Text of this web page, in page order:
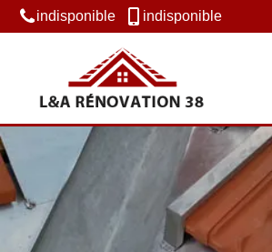
indisponible indisponible